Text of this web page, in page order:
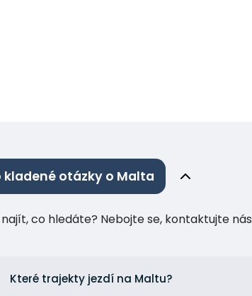
kladené otázky o Malta
co hledáte? Nebojte se, kontaktujte
Které trajekty jezdí na Maltu?